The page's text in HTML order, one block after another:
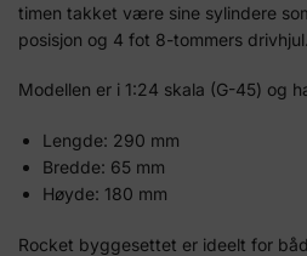
timen takket være sine sylindere
posisjon og 4 fot 8-tommers drivhjul.
Modellen er i 1:24 skala (G-45) og
Lengde: 290 mm
Bredde: 65 mm
Høyde: 180 mm
Rocket byggesettet er ideelt for